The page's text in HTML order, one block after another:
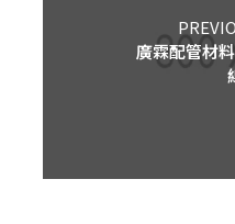
廣霖配管材